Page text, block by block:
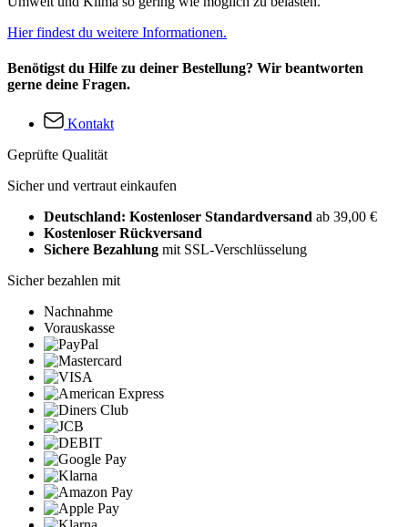
Hier findest du weitere Informationen.
Benötigst du Hilfe zu deiner Bestellung? Wir beantworten
gerne deine Fragen.
Kontakt
Geprüfte Qualität
Sicher und vertraut einkaufen
Deutschland: Kostenloser Standardversand ab 39,00 €
Kostenloser Rückversand
Sichere Bezahlung mit SSL-Verschlüsselung
Sicher bezahlen mit
Nachnahme
Vorauskasse